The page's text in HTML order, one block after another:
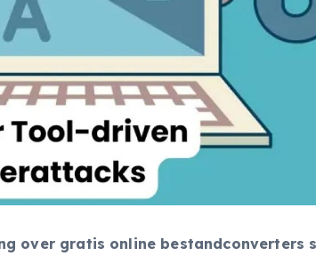
over gratis online bestandconverters